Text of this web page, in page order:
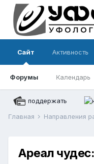
Сайт
Форумы Календарь
Активность
поддержать
Главная Направления
Ареал